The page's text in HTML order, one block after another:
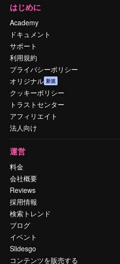
はじめに
Academy
ドキュメント
サポート
利用規約
プライバシーポリシー
オリジナル 新規
クッキーポリシー
トラストセンター
アフィリエイト
法人向け
運営
料金
会社概要
Reviews
採用情報
検索トレンド
ブログ
イベント
Slidesgo
コンテンツを販売する